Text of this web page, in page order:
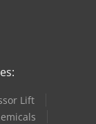
Lift